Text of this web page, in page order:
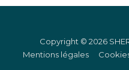
Copyright © 2026
Mentions légales